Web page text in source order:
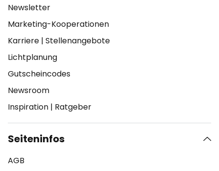
Newsletter
Marketing-Kooperationen
Karriere | Stellenangebote
Lichtplanung
Gutscheincodes
Newsroom
Inspiration | Ratgeber
Seiteninfos
AGB